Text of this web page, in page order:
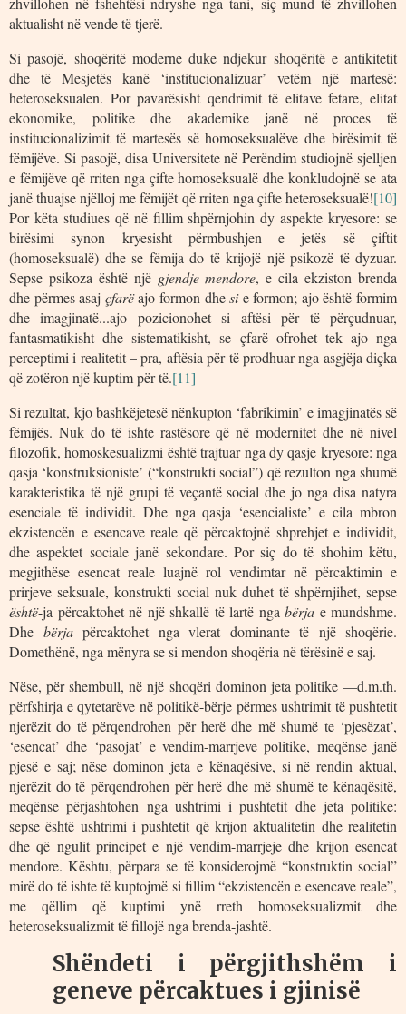
aktualisht në vende të tjerë.
Si pasojë, shoqëritë moderne duke ndjekur shoqëritë e antikitetit
dhe të Mesjetës kanë ‘institucionalizuar’ vetëm një martesë:
heteroseksualen. Por pavarësisht qendrimit të elitave fetare, elitat
ekonomike, politike dhe akademike janë në proces të
institucionalizimit të martesës së homoseksualëve dhe birësimit të
fëmijëve. Si pasojë, disa Universitete në Perëndim studiojnë sjelljen
e fëmijëve që rriten nga çifte homoseksualë dhe konkludojnë se ata
janë thuajse njëlloj me fëmijët që rriten nga çifte heteroseksualë![10]
Por këta studiues që në fillim shpërnjohin dy aspekte kryesore: se
birësimi synon kryesisht përmbushjen e jetës së çiftit
(homoseksualë) dhe se fëmija do të krijojë një psikozë të dyzuar.
Sepse psikoza është një gjendje mendore, e cila ekziston brenda
dhe përmes asaj çfarëajo formon dhesie formon; ajo është formim
dhe imagjinatë...ajo pozicionohet si aftësi për të përçudnuar,
fantasmatikisht dhe sistematikisht, se çfarë ofrohet tek ajo nga
perceptimi i realitetit – pra, aftësia për të prodhuar nga asgjëja diçka
që zotëron një kuptim për të.[11]
Si rezultat, kjo bashkëjetesë nënkupton ‘fabrikimin’ e imagjinatës së
fëmijës. Nuk do të ishte rastësore që në modernitet dhe në nivel
filozofik, homoskesualizmi është trajtuar nga dy qasje kryesore: nga
qasja ‘konstruksioniste’ (“konstrukti social”) që rezulton nga shumë
karakteristika të një grupi të veçantë social dhe jo nga disa natyra
esenciale të individit. Dhe nga qasja ‘esencialiste’ e cila mbron
ekzistencën e esencave reale që përcaktojnë shprehjet e individit,
dhe aspektet sociale janë sekondare. Por siç do të shohim këtu,
megjithëse esencat reale luajnë rol vendimtar në përcaktimin e
prirjeve seksuale, konstrukti social nuk duhet të shpërnjihet, sepse
është-ja përcaktohet në një shkallë të lartë nga bërja e mundshme.
Dhe bërjapërcaktohet nga vlerat dominante të një shoqërie.
Domethënë, nga mënyra se si mendon shoqëria në tërësinë e saj.
Nëse, për shembull, në një shoqëri dominon jeta politike —d.m.th.
përfshirja e qytetarëve në politikë-bërje përmes ushtrimit të pushtetit
njerëzit do të përqendrohen për herë dhe më shumë te ‘pjesëzat’,
‘esencat’ dhe ‘pasojat’ e vendim-marrjeve politike, meqënse janë
pjesë e saj; nëse dominon jeta e kënaqësive, si në rendin aktual,
njerëzit do të përqendrohen për herë dhe më shumë te kënaqësitë,
meqënse përjashtohen nga ushtrimi i pushtetit dhe jeta politike:
sepse është ushtrimi i pushtetit që krijon aktualitetin dhe realitetin
dhe që ngulit principet e një vendim-marrjeje dhe krijon esencat
mendore. Kështu, përpara se të konsiderojmë “konstruktin social”
mirë do të ishte të kuptojmë si fillim “ekzistencën e esencave reale”,
me qëllim që kuptimi ynë rreth homoseksualizmit dhe
heteroseksualizmit të fillojë nga brenda-jashtë.
Shëndeti i përgjithshëm i
geneve përcaktues i gjinisë